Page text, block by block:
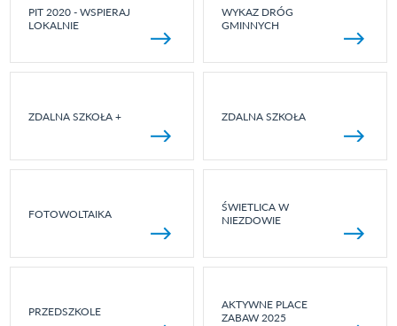
PIT 2020 - WSPIERAJ
LOKALNIE
WYKAZ DRÓG
GMINNYCH
ZDALNA SZKOŁA + ZDALNA SZKOŁA
FOTOWOLTAIKA
ŚWIETLICA W
NIEZDOWIE
PRZEDSZKOLE
AKTYWNE PLACE
ZABAW 2025